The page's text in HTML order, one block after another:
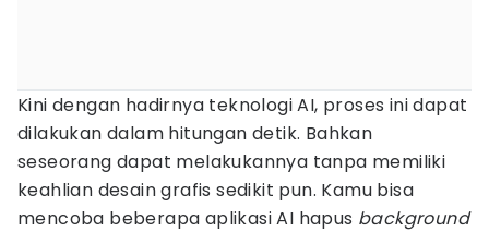
Kini dengan hadirnya teknologi AI, proses ini dapat
dilakukan dalam hitungan detik. Bahkan
seseorang dapat melakukannya tanpa memiliki
keahlian desain grafis sedikit pun. Kamu bisa
mencoba beberapa aplikasi AI hapus background